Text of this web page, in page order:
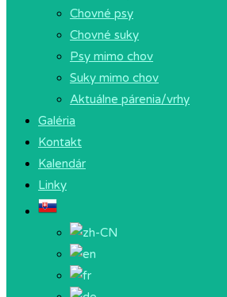
Chovné psy
Chovné suky
Psy mimo chov
Suky mimo chov
Aktuálne párenia/vrhy
Galéria
Kontakt
Kalendár
Linky